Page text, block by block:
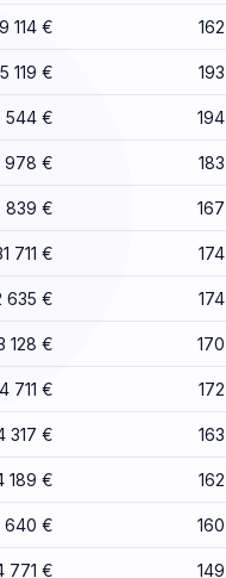
114 € 162
119 € 193
544 € 194
978 € 183
839 € 167
711 € 174
635 € 174
128 € 170
711 € 172
317 € 163
189 € 162
640 € 160
771 € 149